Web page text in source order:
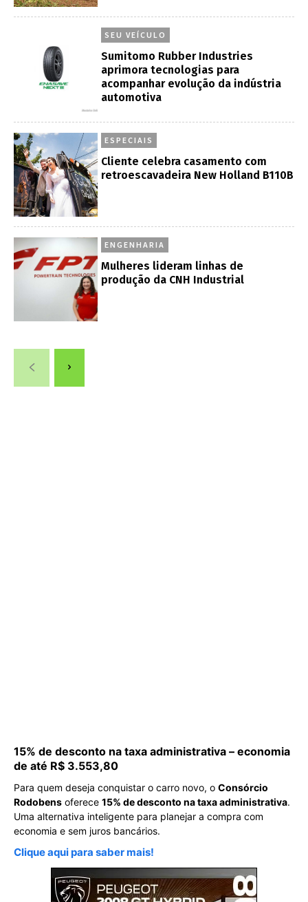
SEU VEÍCULO
Sumitomo Rubber Industries
aprimora tecnologias para
acompanhar evolução da indústria
automotiva
ESPECIAIS
Cliente celebra casamento com
retroescavadeira New Holland B110B
ENGENHARIA
Mulheres lideram linhas de
produção da CNH Industrial
15% de desconto na taxa administrativa – economia
de até R$ 3.553,80
Para quem deseja conquistar o carro novo, o Consórcio
Rodobens oferece 15% de desconto na taxa administrativa.
Uma alternativa inteligente para planejar a compra com
economia e sem juros bancários.
Clique aqui para saber mais!